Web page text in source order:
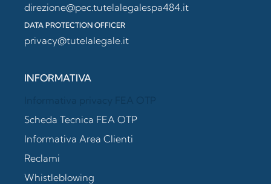
direzione@pec.tutelalegalespa484.it
DATA PROTECTION OFFICER
privacy@tutelalegale.it
INFORMATIVA
Scheda Tecnica FEA OTP
Informativa Area Clienti
Reclami
Whistleblowing